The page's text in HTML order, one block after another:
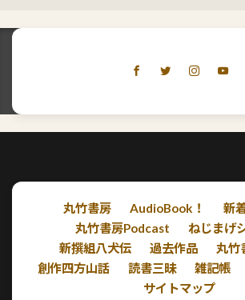
丸竹書房 AudioBook！
新
丸竹書房Podcast
ねじまげ
新撰組八犬伝
過去作品
丸竹
創作四方山話
読書三昧 雑記帳
サイトマップ